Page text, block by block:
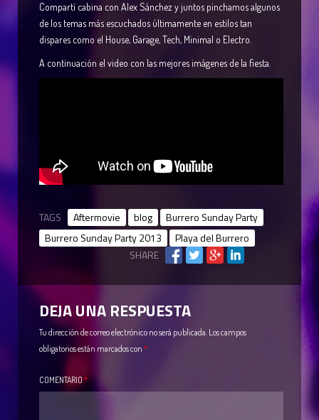
Compartí cabina con Alex Sánchez y juntos pinchamos algunos
de los temas más escuchados últimamente en estilos tan
dispares como el House, Garage, Tech, Minimal o Electro.
A continuación el video con las mejores imágenes de la fiesta.
TAGS Aftermovie blog
Burrero Sunday Party
Burrero Sunday Party 2013
Playa del Burrero
SHARE
DEJA UNA RESPUESTA
Tu dirección de correo electrónico no será publicada. Los campos
obligatorios están marcados con *
COMENTARIO*